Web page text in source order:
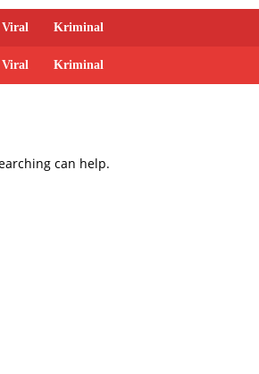
Kriminal
Kriminal
can help.